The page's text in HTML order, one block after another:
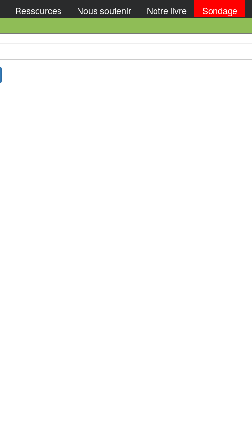
Ressources Nous soutenir Notre livre Sondage